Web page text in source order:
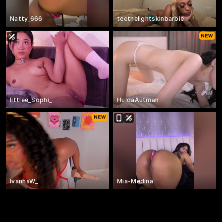
Natty_666 teethelightskinbarbie
littlee_Sophi_ HuldaAutman
IvannaW_ Mia-Medina